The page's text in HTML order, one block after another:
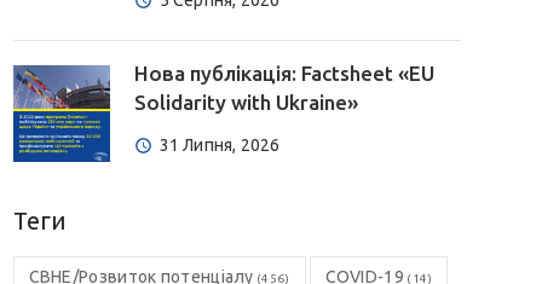
Нова публікація: Factsheet «EU
Solidarity with Ukraine»
31 Липня, 2026
Теги
CBHE/Розвиток потенціалу (456) COVID-19 (14)